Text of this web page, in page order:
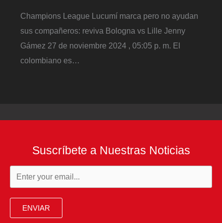
Champions League Lucumí marca pero no ayudan
sus compañeros: reviva Bologna vs Lille Jenny
Gámez 27 de noviembre 2024 , 05:05 p. m. El
colombiano es…
Suscríbete a Nuestras Noticias
ENVIAR